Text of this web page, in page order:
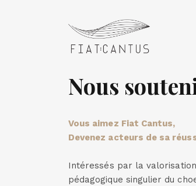
Nous
Vous aimez Fiat Cantus,
Devenez acteurs de sa
Intéressés par la
pédagogique singulier du